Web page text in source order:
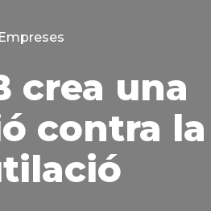
Categories
Empreses
crea una
contra la